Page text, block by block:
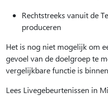
Rechtstreeks vanuit de
produceren
Het is nog niet mogelijk om
gevoel van de doelgroep te
vergelijkbare functie is
Lees Livegebeurtenissen in